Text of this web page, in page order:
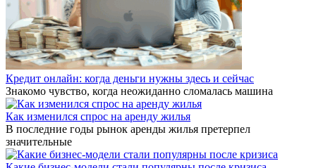
Кредит онлайн: когда деньги нужны здесь и сейчас
Знакомо чувство, когда неожиданно сломалась машина
Как изменился спрос на аренду жилья
В последние годы рынок аренды жилья претерпел
значительные